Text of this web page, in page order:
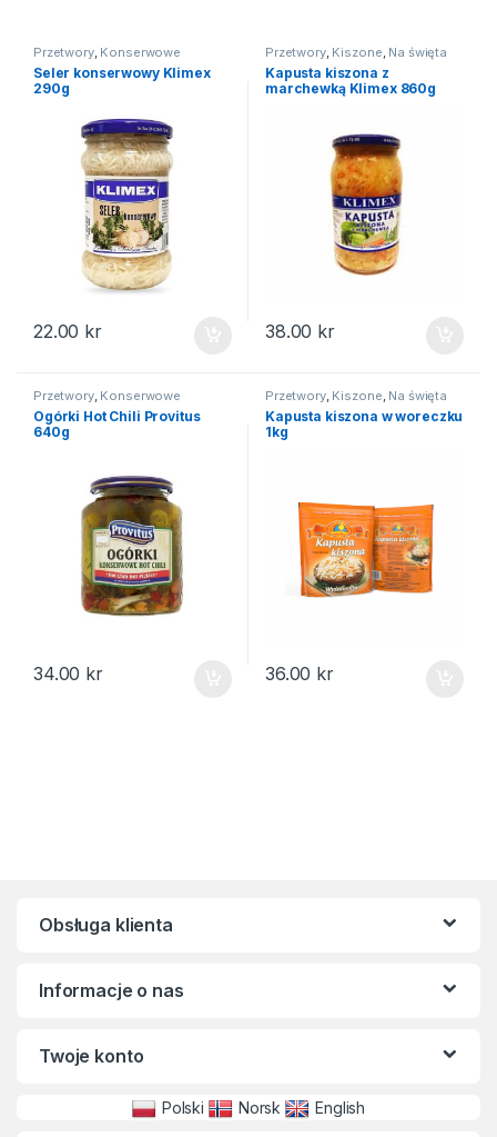
Przetwory, Konserwowe
Seler konserwowy Klimex
290g
22.00 kr
Przetwory, Kiszone, Na święta
Kapusta kiszona z
marchewką Klimex 860g
38.00 kr
Przetwory, Konserwowe
Ogórki Hot Chili Provitus
640g
34.00 kr
Przetwory, Kiszone, Na święta
Kapusta kiszona w woreczku
1kg
36.00 kr
Obsługa klienta
Informacje o nas
Twoje konto
Polski Norsk
English